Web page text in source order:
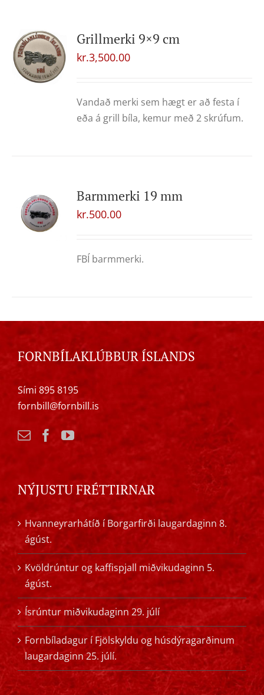
Grillmerki 9×9 cm
kr.3,500.00
Vandað merki sem hægt er að festa í
eða á grill bíla, kemur með 2 skrúfum.
Barmmerki 19 mm
kr.500.00
FBÍ barmmerki.
FORNBÍLAKLÚBBUR ÍSLANDS
Sími 895 8195
fornbill@fornbill.is
NÝJUSTU FRÉTTIRNAR
Hvanneyrarhátíð í Borgarfirði laugardaginn 8.
ágúst.
Kvöldrúntur og kaffispjall miðvikudaginn 5.
ágúst.
Ísrúntur miðvikudaginn 29. júlí
Fornbíladagur í Fjölskyldu og húsdýragarðinum
laugardaginn 25. júlí.